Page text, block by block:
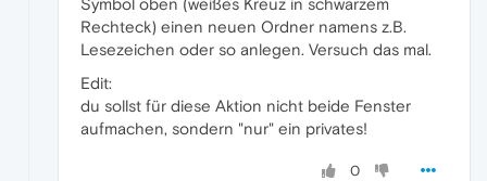
Symbol oben (weißes Kreuz in schwarzem
Rechteck) einen neuen Ordner namens z.B.
Lesezeichen oder so anlegen. Versuch das mal.
Edit:
du sollst für diese Aktion nicht beide Fenster
aufmachen, sondern "nur" ein privates!
0